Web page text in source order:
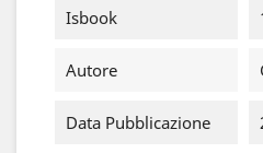
Isbook
Autore
Data Pubblicazione